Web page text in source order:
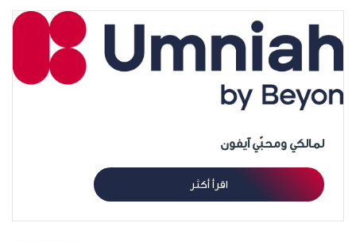
لمالكي ومحبّي آيفون
اقرأ أكثر